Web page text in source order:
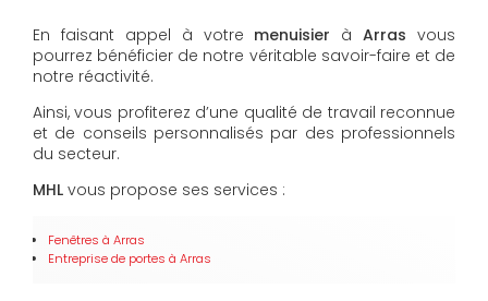
En faisant appel à votre menuisier àArras vous
pourrez bénéficier de notre véritable savoir-faire et de
notre réactivité.
Ainsi, vous profiterez d’une qualité de travail reconnue
et de conseils personnalisés par des professionnels
du secteur.
MHL vous propose ses services :
Fenêtres à Arras
Entreprise de portes à Arras